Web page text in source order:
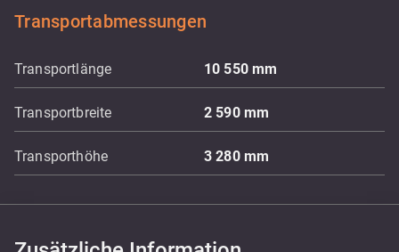
Transportabmessungen
Transportlänge 10 550mm
Transportbreite 2 590 mm
Transporthöhe 3 280 mm